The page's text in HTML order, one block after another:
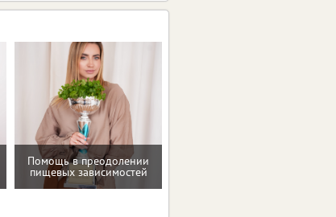
Помощь в преодолении
пищевых зависимостей